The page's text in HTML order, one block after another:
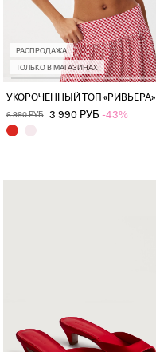
РАСПРОДАЖА
ТОЛЬКО В МАГАЗИНАХ
УКОРОЧЕННЫЙ ТОП «РИВЬЕРА»
6 990 РУБ 3 990 РУБ -43%